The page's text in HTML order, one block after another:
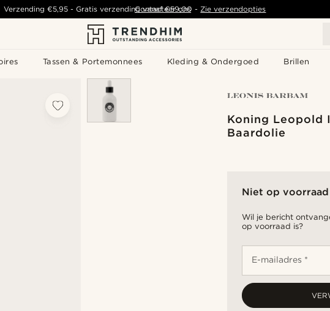
Tassen & Portemonnees Kleding & Ondergoed Brillen
Verzending €5,95- Gratis verzending vanaf€59,00 -Zie verzendopties
Contacteer ons
Koning Leopold
Baardolie
Niet op voorraad
Wil je bericht
op voorraad is?
E-mailadres *